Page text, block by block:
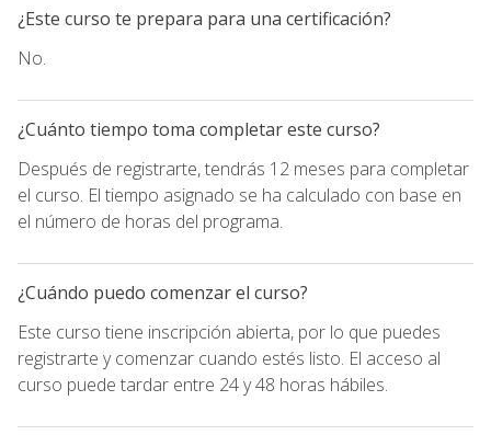
¿Este curso te prepara para una certificación?
No.
¿Cuánto tiempo toma completar este curso?
Después de registrarte, tendrás 12 meses para completar
el curso. El tiempo asignado se ha calculado con base en
el número de horas del programa.
¿Cuándo puedo comenzar el curso?
Este curso tiene inscripción abierta, por lo que puedes
registrarte y comenzar cuando estés listo. El acceso al
curso puede tardar entre 24 y 48 horas hábiles.